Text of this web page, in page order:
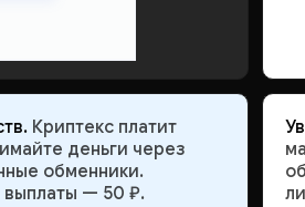
Криптекс платит
деньги через
обменники.
— 50 ₽.